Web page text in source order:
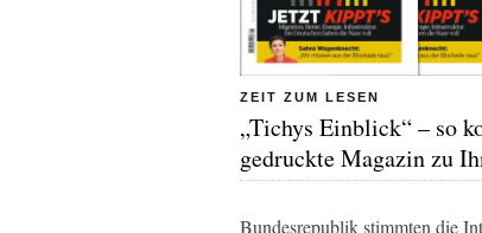
ZEIT ZUM LESEN
„Tichys Einblick“ – so
gedruckte Magazin zu
Bundesrepublik stimmten die